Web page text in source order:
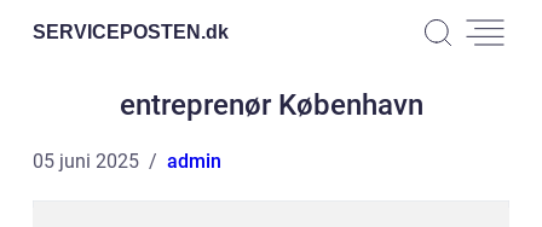
SERVICEPOSTEN.dk
entreprenør København
05 juni 2025 admin